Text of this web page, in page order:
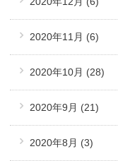
2020年11月 (6)
2020年10月 (28)
2020年9月 (21)
2020年8月 (3)